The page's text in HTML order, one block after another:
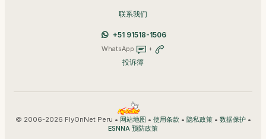
联系我们
+51 91518-1506
WhatsApp +
投诉簿
© 2006-2026 FlyOnNet Peru • 网站地图 • 使用条款 • 隐私政策• 数据保护•
ESNNA 预防政策